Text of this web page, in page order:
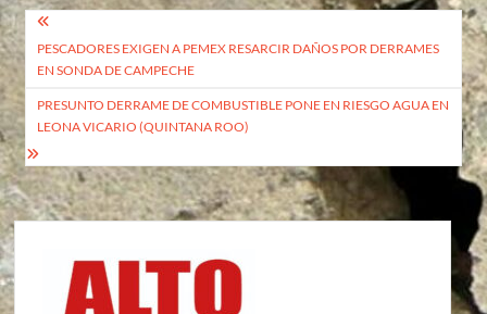
Navegación
de
entradas
PESCADORES EXIGEN A PEMEX RESARCIR DAÑOS POR DERRAMES
EN SONDA DE CAMPECHE
PRESUNTO DERRAME DE COMBUSTIBLE PONE EN RIESGO AGUA EN
LEONA VICARIO (QUINTANA ROO)